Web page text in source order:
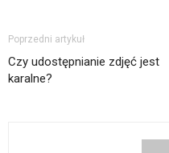
Poprzedni artykuł
Czy udostępnianie zdjęć jest
karalne?